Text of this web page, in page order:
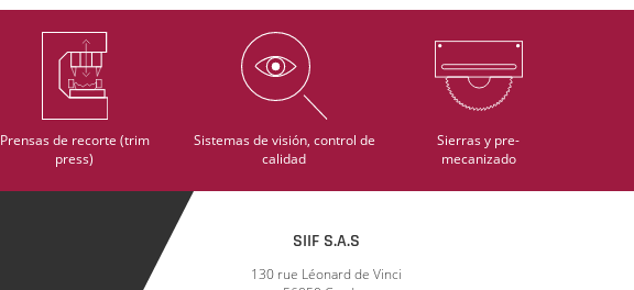
Prensas de recorte (trim
press)
Sistemas de visión, control de
calidad
Sierras y pre-
mecanizado
SIIF S.A.S
130 rue Léonard de Vinci